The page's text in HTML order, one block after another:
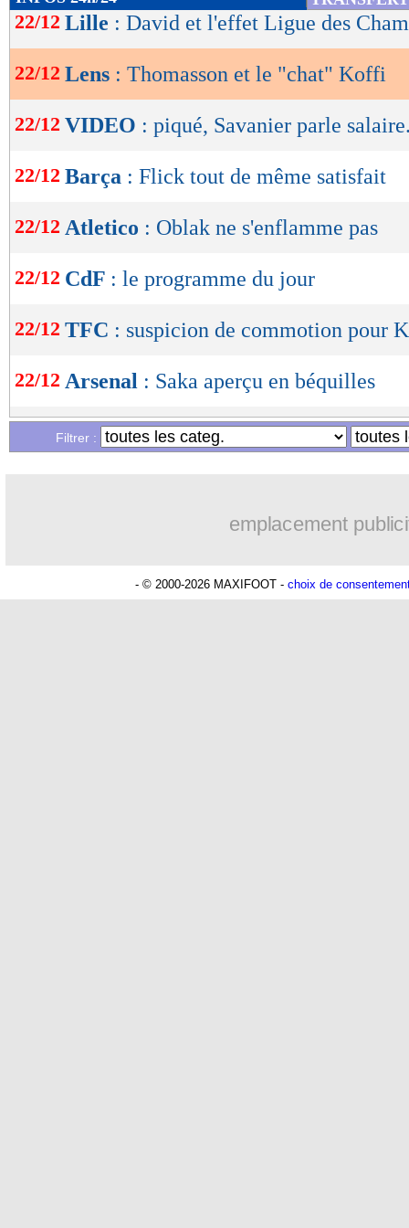
de
OK
22/12 Lille : David et l'effet Ligue des
22/12 Lens : Thomasson et le "chat" Koffi
22/12 VIDEO : piqué, Savanier parle
22/12 Barça : Flick tout de même satisfait
22/12 Atletico : Oblak ne s'enflamme pas
22/12 CdF : le programme du jour
22/12 TFC : suspicion de commotion pour
22/12 Arsenal : Saka aperçu en béquilles
Liste des brèves du sam. 21 décembre
Filtrer :
emplacement
- © 2000-2026 MAXIFOOT - choix de